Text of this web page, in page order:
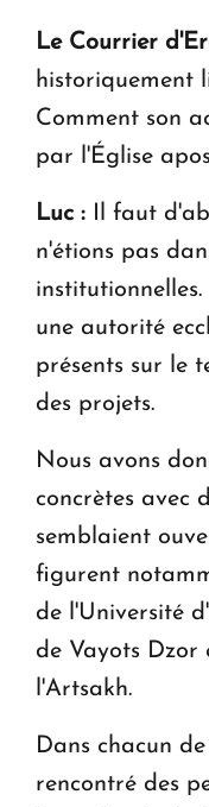
Le Courrier
historiquement
Comment son
par l'Église
Luc : Il faut
n'étions pas
une autorité
présents sur le
des projets.
Nous avons
concrètes avec
semblaient
figurent
de l'Université
de Vayots Dzor
l'Artsakh.
Dans chacun
rencontré des